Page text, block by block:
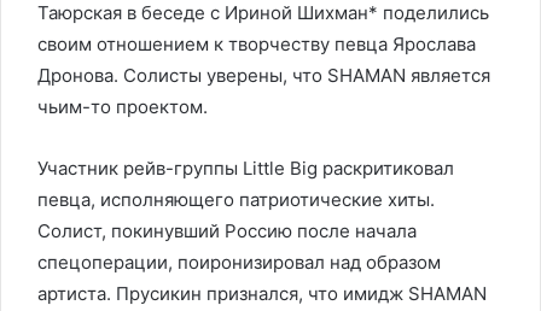
Таюрская в беседе с Ириной Шихман* поделились
своим отношением к творчеству певца Ярослава
Дронова. Солисты уверены, что SHAMAN является
чьим-то проектом.
Участник рейв-группы Little Big раскритиковал
певца, исполняющего патриотические хиты.
Солист, покинувший Россию после начала
спецоперации, поиронизировал над образом
артиста. Прусикин признался, что имидж SHAMAN